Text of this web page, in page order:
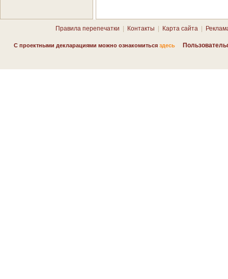
Правила перепечатки Контакты Карта сайта
С проектными декларациями можно ознакомиться здесь